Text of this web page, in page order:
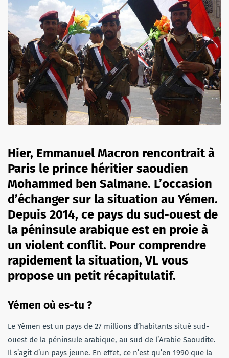
Hier, Emmanuel Macron rencontrait à
Paris le prince héritier saoudien
Mohammed ben Salmane. L’occasion
d’échanger sur la situation au Yémen.
Depuis 2014, ce pays du sud-ouest de
la péninsule arabique est en proie à
un violent conflit. Pour comprendre
rapidement la situation, VL vous
propose un petit récapitulatif.
Yémen où es-tu ?
Le Yémen est un pays de 27 millions d’habitants situé sud-
ouest de la péninsule arabique, au sud de l’Arabie Saoudite.
Il s’agit d’un pays jeune. En effet, ce n’est qu’en 1990 que la